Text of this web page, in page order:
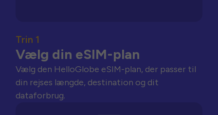
Trin 1
Vælg din eSIM-plan
Vælg den HelloGlobe eSIM-plan, der passer til
din rejses længde, destination og dit
dataforbrug.